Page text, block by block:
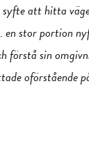
att hitta
stor portion
förstå sin
oförstående